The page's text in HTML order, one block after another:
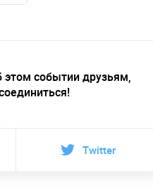
этом событии друзьям,
Twitter